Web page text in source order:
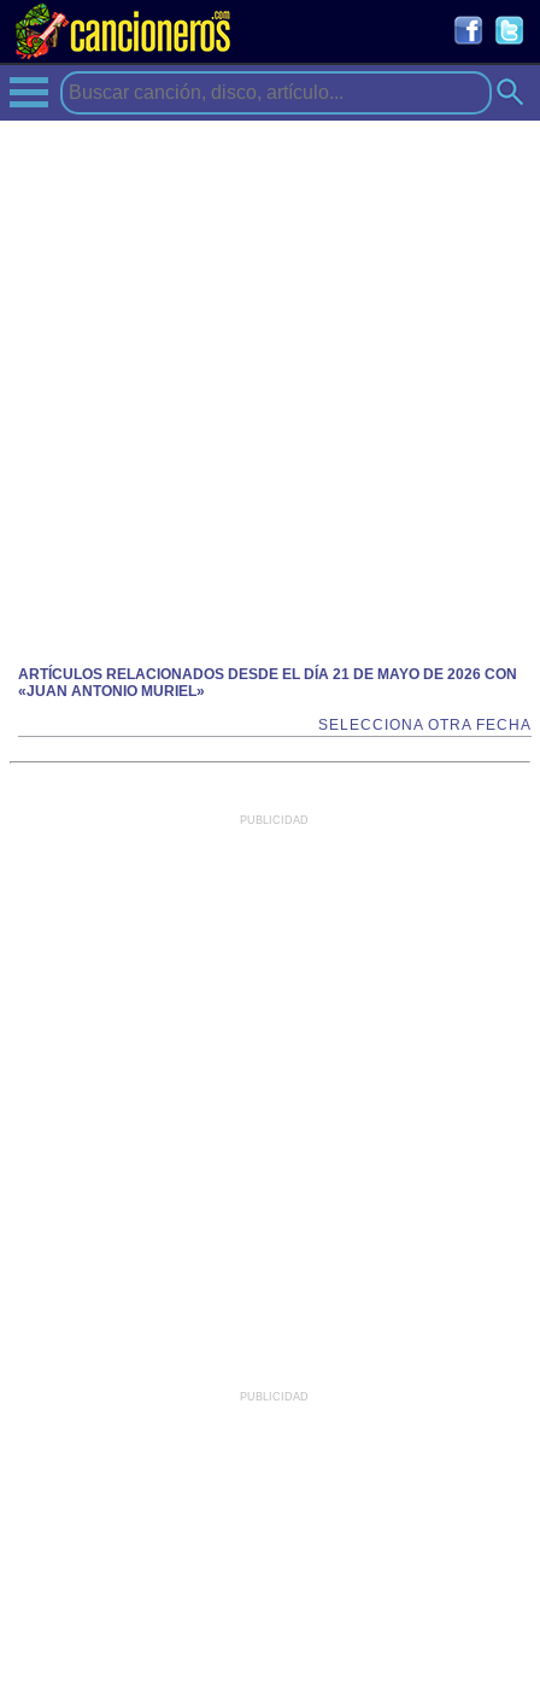
ARTÍCULOS RELACIONADOS DESDE EL DÍA 21 DE MAYO DE 2026 CON
«JUAN ANTONIO MURIEL»
SELECCIONA OTRA FECHA
PUBLICIDAD
PUBLICIDAD